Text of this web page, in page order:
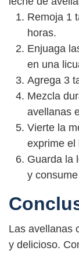
Remoja 1
horas.
Enjuaga
en una
Agrega 3
Mezcla
avellanas
Vierte la
exprime el
Guarda la
y
Las avellanas
y delicioso.